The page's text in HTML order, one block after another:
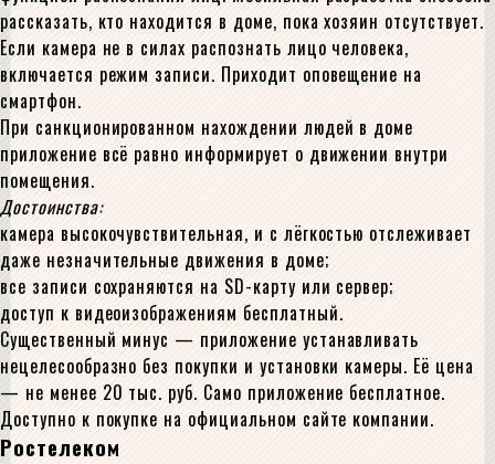
рассказать, кто находится в доме, пока хозяин отсутствует.
Если камера не в силах распознать лицо человека,
включается режим записи. Приходит оповещение на
смартфон.
При санкционированном нахождении людей в доме
приложение всё равно информирует о движении внутри
помещения.
Достоинства:
камера высокочувствительная, и с лёгкостью отслеживает
даже незначительные движения в доме;
все записи сохраняются на SD-карту или сервер;
доступ к видеоизображениям бесплатный.
Существенный минус — приложение устанавливать
нецелесообразно без покупки и установки камеры. Её цена
— не менее 20 тыс. руб. Само приложение бесплатное.
Доступно к покупке на официальном сайте компании.
Ростелеком